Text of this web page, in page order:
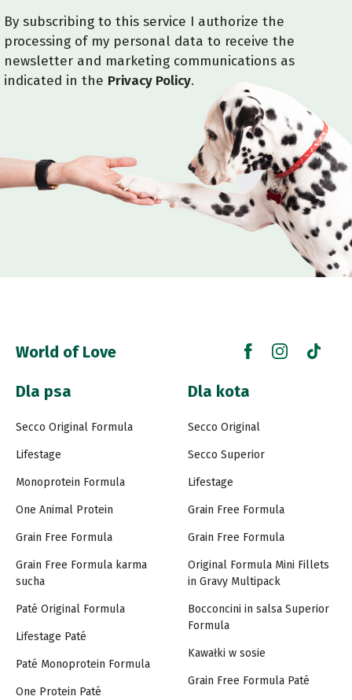
By subscribing to this service I authorize the
processing of my personal data to receive the
newsletter and marketing communications as
indicated in the Privacy Policy.
World of Love
Dla psa
Secco Original Formula
Lifestage
Monoprotein Formula
One Animal Protein
Grain Free Formula
Grain Free Formula karma
sucha
Paté Original Formula
Lifestage Paté
Paté Monoprotein Formula
One Protein Paté
Dla kota
Secco Original
Secco Superior
Lifestage
Grain Free Formula
Grain Free Formula
Original Formula Mini Fillets
in Gravy Multipack
Bocconcini in salsa Superior
Formula
Kawałki w sosie
Grain Free Formula Paté